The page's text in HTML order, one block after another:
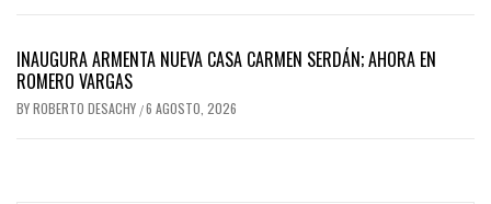
INAUGURA ARMENTA NUEVA CASA CARMEN SERDÁN; AHORA EN
ROMERO VARGAS
BYROBERTO DESACHY /6 AGOSTO, 2026